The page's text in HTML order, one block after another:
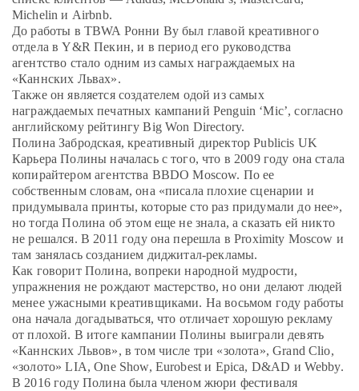
Michelin и Airbnb.
До работы в TBWA Ронни Ву был главой креативного
отдела в Y&R Пекин, и в период его руководства
агентство стало одним из самых награждаемых на
«Каннских Львах».
Также он является создателем одой из самых
награждаемых печатных кампаний Penguin ‘Mic’, согласно
английскому рейтингу Big Won Directory.
Полина Забродская, креативный директор Publicis UK
Карьера Полины началась с того, что в 2009 году она стала
копирайтером агентства BBDO Moscow. По ее
собственным словам, она «писала плохие сценарии и
придумывала принты, которые сто раз придумали до нее»,
но тогда Полина об этом еще не знала, а сказать ей никто
не решался. В 2011 году она перешла в Proximity Moscow и
там занялась созданием диджитал-рекламы.
Как говорит Полина, вопреки народной мудрости,
упражнения не рождают мастерство, но они делают людей
менее ужасными креативщиками. На восьмом году работы
она начала догадываться, что отличает хорошую рекламу
от плохой. В итоге кампании Полины выиграли девять
«Каннских Львов», в том числе три «золота», Grand Clio,
«золото» LIA, One Show, Eurobest и Epica, D&AD и Webby.
В 2016 году Полина была членом жюри фестиваля